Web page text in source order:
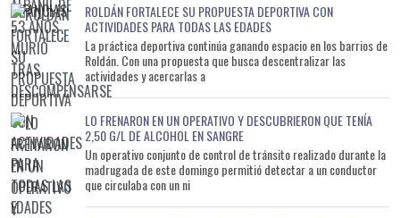
ROLDÁN FORTALECE SU PROPUESTA DEPORTIVA CON
ACTIVIDADES PARA TODAS LAS EDADES
La práctica deportiva continúa ganando espacio en los barrios de
Roldán. Con una propuesta que busca descentralizar las
actividades y acercarlas a
LO FRENARON EN UN OPERATIVO Y DESCUBRIERON QUE TENÍA
2,50 G/L DE ALCOHOL EN SANGRE
Un operativo conjunto de control de tránsito realizado durante la
madrugada de este domingo permitió detectar a un conductor
que circulaba con un ni